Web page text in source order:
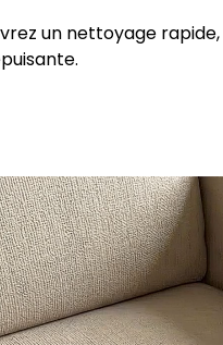
un nettoyage